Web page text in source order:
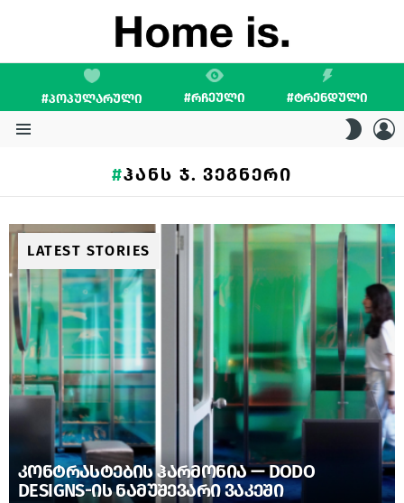
#ᲞᲝᲞᲣᲚᲐᲠᲣᲚᲘ #ᲠᲩᲔᲣᲚᲘ #ᲢᲠᲔᲜᲓᲣᲚᲘ
SKIN
ᲰᲐᲜᲡ Ჯ. ᲕᲔᲒᲜᲔᲠᲘ
LATEST STORIES
ᲙᲝᲜᲢᲠᲐᲡᲢᲔᲑᲘᲡ ᲰᲐᲠᲛᲝᲜᲘᲐ — DODO
DESIGNS-ᲘᲡ ᲜᲐᲛᲣᲨᲔᲕᲐᲠᲘ ᲕᲐᲙᲔᲨᲘ